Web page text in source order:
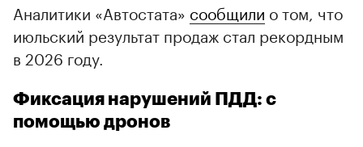
Аналитики «Автостата» сообщили о том, что
июльский результат продаж стал рекордным
в 2026 году.
Фиксация нарушений ПДД: с
помощью дронов